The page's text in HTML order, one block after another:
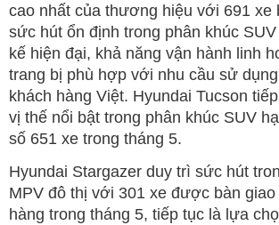
cao nhất của thương hiệu với 691 xe
sức hút ổn định trong phân khúc
kế hiện đại, khả năng vận hành linh
trang bị phù hợp với nhu cầu sử
khách hàng Việt. Hyundai Tucson
vị thế nổi bật trong phân khúc SUV
số 651 xe trong tháng 5.
Hyundai Stargazer duy trì sức hút
MPV đô thị với 301 xe được bàn giao
hàng trong tháng 5, tiếp tục là lựa